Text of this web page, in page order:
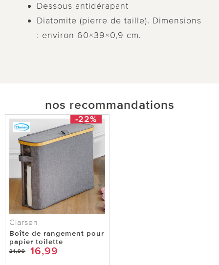
Dessous antidérapant
Diatomite (pierre de taille). Dimensions
: environ 60×39×0,9 cm.
nos recommandations
-22%
Clarsen
Boîte de rangement pour
papier toilette
21,99 16,99